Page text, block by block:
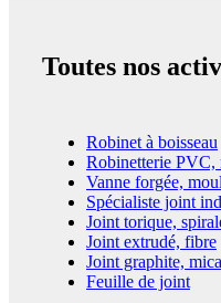
Toutes nos
Robinet à boisseau
Robinetterie PVC,
Vanne forgée,
Spécialiste joint
Joint torique,
Joint extrudé, fibre
Joint graphite,
Feuille de joint